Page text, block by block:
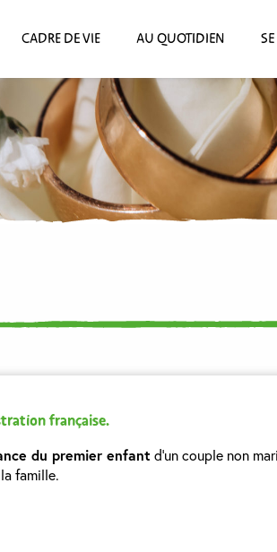
CADRE DE VIE AU QUOTIDIEN
française.
du premier enfant d’un couple non
famille.